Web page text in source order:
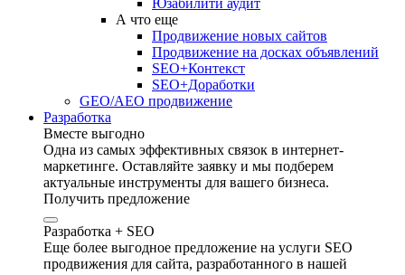
Юзабилити аудит
А что еще
Продвижение новых сайтов
Продвижение на досках объявлений
SEO+Контекст
SEO+Доработки
GEO/AEO продвижение
Разработка
Вместе выгодно
Одна из самых эффективных связок в интернет-
маркетинге. Оставляйте заявку и мы подберем
актуальные инструменты для вашего бизнеса.
Получить предложение
Разработка + SEO
Еще более выгодное предложение на услуги SEO
продвижения для сайта, разработанного в нашей